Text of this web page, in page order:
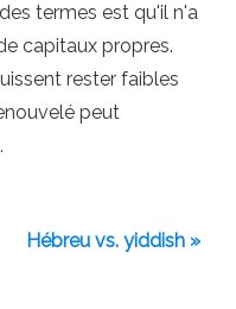
termes est qu'il n'a
capitaux propres.
rester faibles
peut
Hébreu vs. yiddish »